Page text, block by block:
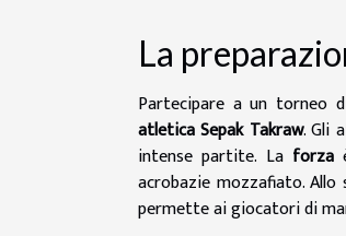
La
Partecipare a un torneo
atletica Sepak Takraw. Gli
intense partite. La forza
acrobazie mozzafiato.
permette ai giocatori di